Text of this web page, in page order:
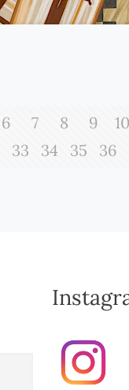
6 7 8 9 10
33 34 35 36